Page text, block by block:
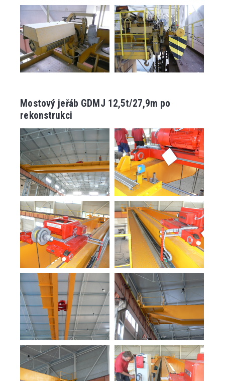
Mostový jeřáb GDMJ 12,5t/27,9m po
rekonstrukci